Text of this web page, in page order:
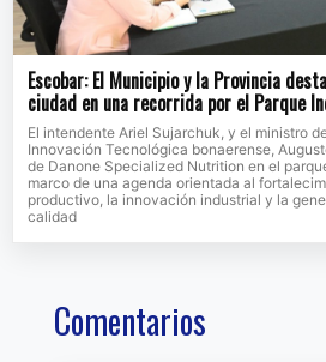
Escobar: El Municipio y la Provincia
ciudad en una recorrida por el Parque
El intendente Ariel Sujarchuk, y el ministro
Innovación Tecnológica bonaerense,
de Danone Specialized Nutrition en el
marco de una agenda orientada al
productivo, la innovación industrial y la
calidad
Comentarios